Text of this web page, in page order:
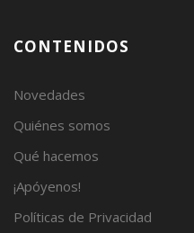
CONTENIDOS
Novedades
Quiénes somos
Qué hacemos
¡Apóyenos!
Políticas de Privacidad